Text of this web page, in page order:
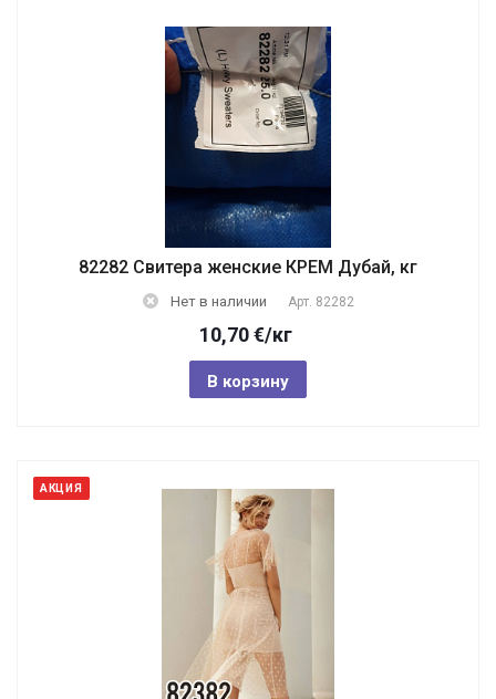
82282 Свитера женские КРЕМ Дубай, кг
Нет в наличии Арт. 82282
10,70€/кг
В корзину
АКЦИЯ